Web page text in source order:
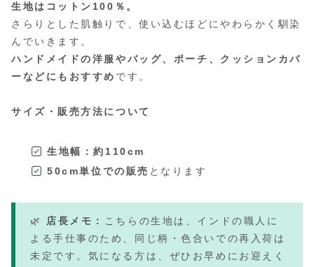
生地はコットン100％。
さらりとした肌触りで、使い込むほどにやわらかく馴染
んでいきます。
ハンドメイドの洋服やバッグ、ポーチ、クッションカバ
ーなどにもおすすめ です。
サイズ・販売方法について
生地幅：約110cm
50cm単位での販売 となります
🌿 店長メモ：
こちらの生地は、インドの職人に
よる手仕事のため、同じ柄・色合いでの再入荷は
未定です。気になる方は、ぜひお早めにお迎えく